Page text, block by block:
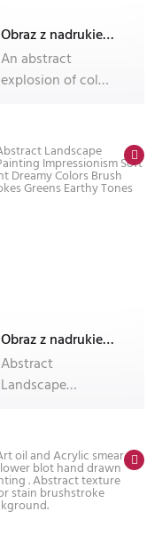
Obraz z nadrukiem Dec'n'Roll, fotoobraz
An abstract
explosion of color
Obraz z nadrukiem Dec'n'Roll, fotoobraz
Abstract
Landscape
Soft Light Dreamy